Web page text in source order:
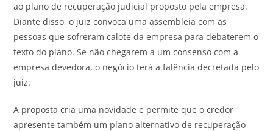
ao plano de recuperação judicial proposto pela empresa.
Diante disso, o juiz convoca uma assembleia com as
pessoas que sofreram calote da empresa para debaterem o
texto do plano. Se não chegarem a um consenso com a
empresa devedora, o negócio terá a falência decretada pelo
juiz.
A proposta cria uma novidade e permite que o credor
apresente também um plano alternativo de recuperação